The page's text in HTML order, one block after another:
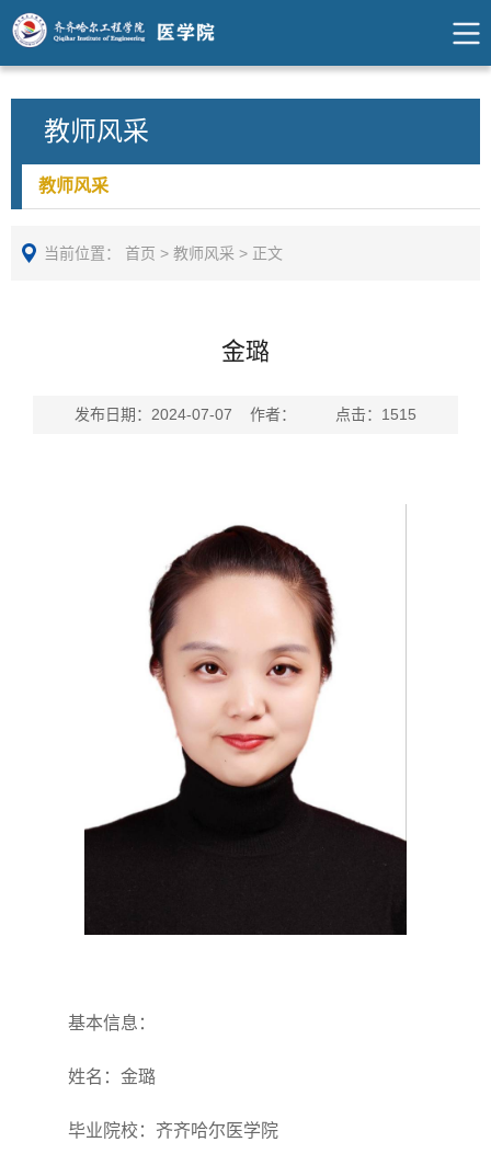
教师风采
教师风采
当前位置： 首页 > 教师风采 > 正文
金璐
发布日期：2024-07-07 作者： 点击： 1515
基本信息：
姓名：金璐
毕业院校：齐齐哈尔医学院